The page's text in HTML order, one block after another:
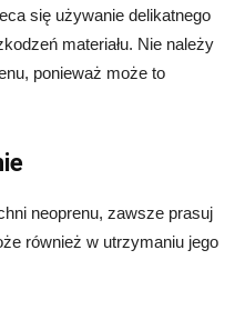
się używanie delikatnego
materiału. Nie należy
ponieważ może to
neoprenu, zawsze prasuj
również w utrzymaniu jego